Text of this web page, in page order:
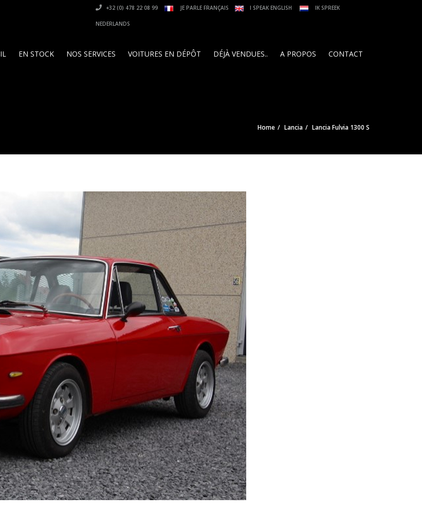
+32 (0) 478 22 08 99 JE PARLE FRANÇAIS I SPEAK ENGLISH IK SPREEK
NEDERLANDS
EN STOCK NOS SERVICES VOITURES EN DÉPÔT DÉJÀ VENDUES.. A PROPOS CONTACT
Home Lancia Lancia Fulvia 1300 S